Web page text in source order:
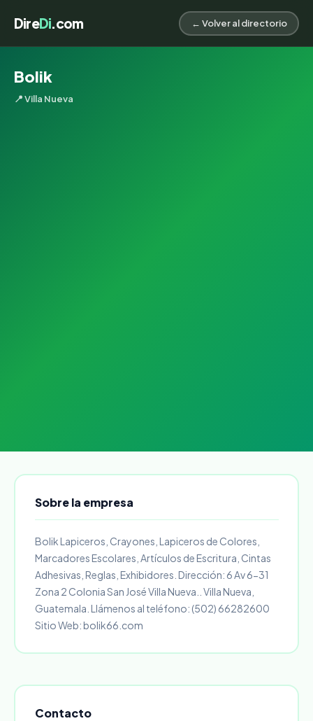
DireDi.com ← Volver al directorio
Bolik
📍 Villa Nueva
Sobre la empresa
Bolik Lapiceros, Crayones, Lapiceros de Colores,
Marcadores Escolares, Artículos de Escritura, Cintas
Adhesivas, Reglas, Exhibidores. Dirección: 6 Av 6-31
Zona 2 Colonia San José Villa Nueva.. Villa Nueva,
Guatemala. Llámenos al teléfono: (502) 66282600
Sitio Web: bolik66.com
Contacto